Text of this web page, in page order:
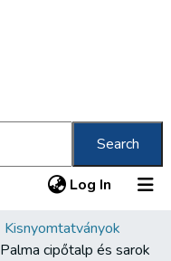
Search
Log In (current)
Kisnyomtatványok
Palma cipőtalp és sarok